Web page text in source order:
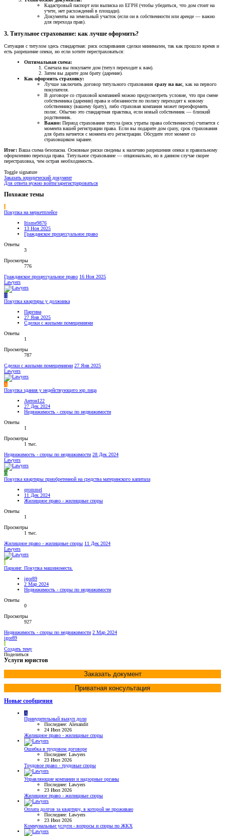
Кадастровый паспорт или выписка из ЕГРН (чтобы убедиться, что дом стоит на
учете, нет расхождений в площади).
Документы на земельный участок (если он в собственности или аренде — важно
для перехода прав).
3. Титульное страхование: как лучше оформить?​
Ситуация с титулом здесь стандартная: риск оспаривания сделки минимален, так как прошло время и
есть разрешение опеки, но если хотите перестраховаться:
Оптимальная схема:
Сначала вы покупаете дом (титул переходит к вам).
Затем вы дарите дом брату (дарение).
Как оформить страховку:
Лучше заключить договор титульного страхования сразу на вас , как на первого
покупателя.
В договоре со страховой компанией можно предусмотреть условие, что при смене
собственника (дарении) права и обязанности по полису переходят к новому
собственнику (вашему брату), либо страховая компания может переоформить
полис. Обычно это стандартная практика, если новый собственник — близкий
родственник.
Важно: Период страхования титула (риск утраты права собственности) считается с
момента вашей регистрации права. Если вы подарите дом сразу, срок страхования
для брата начнется с момента его регистрации. Обсудите этот момент со
страховщиком заранее.
Итог: Ваша схема безопасна. Основные риски сведены к наличию разрешения опеки и правильному
оформлению перехода права. Титульное страхование — опционально, но в данном случае скорее
перестраховка, чем острая необходимость.
Toggle signature
Заказать юридический документ
Для ответа нужно войти/зарегистрироваться
Похожие темы
I
Покупка на меркетплейсе
Itisme9876
13 Ноя 2025
Гражданское процессуальное право
Ответы
3
Просмотры
776
Гражданское процессуальное право 16 Ноя 2025
Lawyers
П
Покупка квартиры у должника
Паргина
27 Янв 2025
Сделки с жилыми помещениями
Ответы
1
Просмотры
787
Сделки с жилыми помещениями 27 Янв 2025
Lawyers
А
Покупка здания у недействующего юр.лица
Антон122
27 Дек 2024
Недвижимость - споры по недвижимости
Ответы
1
Просмотры
1 тыс.
Недвижимость - споры по недвижимости 28 Дек 2024
Lawyers
Q
Покупка квартиры приобретенной на средства материнского капитала
qrommel
11 Дек 2024
Жилищное право - жилищные споры
Ответы
1
Просмотры
1 тыс.
Жилищное право - жилищные споры 11 Дек 2024
Lawyers
I
Паркинг. Покупка машиноместа.
igor89
2 Мар 2024
Недвижимость - споры по недвижимости
Ответы
0
Просмотры
927
Недвижимость - споры по недвижимости 2 Мар 2024
igor89
I
Создать тему
Поделиться
Услуги юристов
Заказать документ
Приватная консультация
Новые сообщения
A
Принудительный выкуп доли
Последнее: Alexandit
24 Июл 2026
Жилищное право - жилищные споры
Ошибка в трудовом договоре
Последнее: Lawyers
23 Июл 2026
Трудовое право - трудовые споры
Управляющие компании и надзорные органы
Последнее: Lawyers
23 Июл 2026
Жилищное право - жилищные споры
Оплата долгов за квартиру, в которой не проживаю
Последнее: Lawyers
23 Июл 2026
Коммунальные услуги - вопросы и споры по ЖКХ